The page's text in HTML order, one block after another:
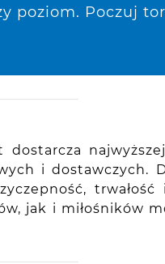
poziom. Poczuj
i dostawczych.
jak i miłośników